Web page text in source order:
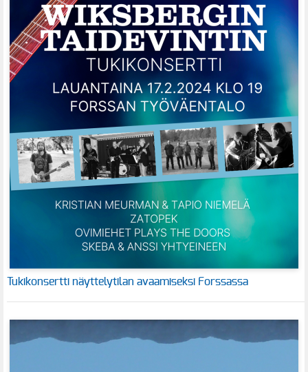
Tukikonsertti näyttelytilan avaamiseksi Forssassa